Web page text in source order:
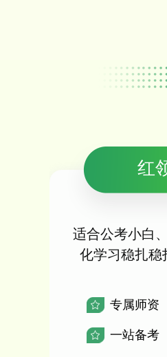
红
适合公考小白
化学习稳扎稳
专属师资
一站备考